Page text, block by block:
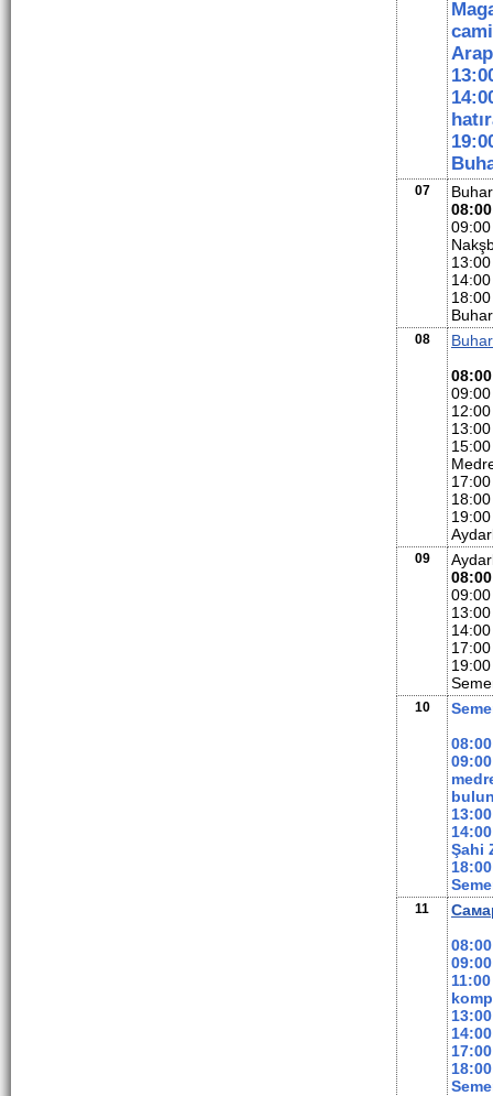
07
08:00
09:00
13:00
14:00
18:00
08
08:00
09:00
12:00
13:00
15:00
17:00
18:00
19:00
09
08:00
09:00
13:00
14:00
17:00
19:00
10
08:00
09:00
13:00
14:00
Şahi
18:00
11
08:00
09:00
11:00
13:00
14:00
17:00
18:00